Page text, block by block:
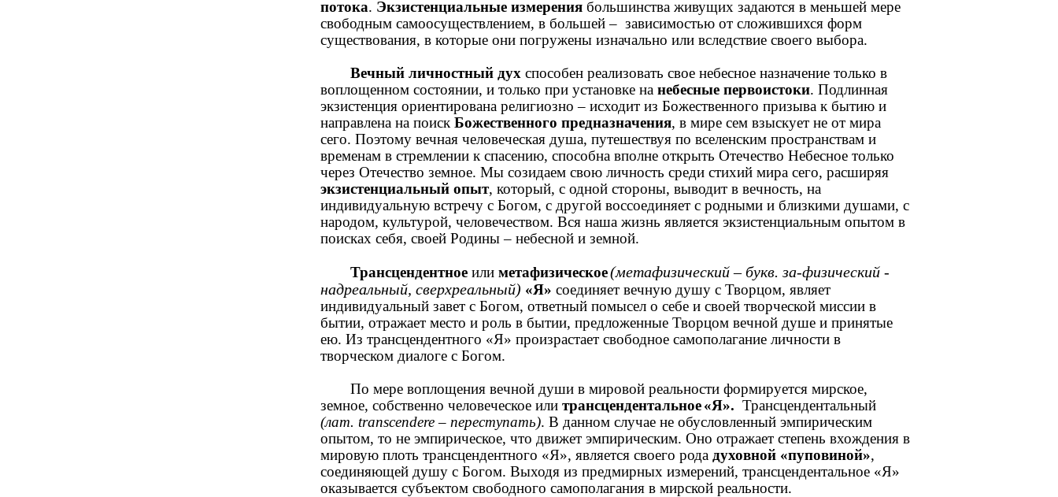
потока. Экзистенциальные измерения большинства живущих задаются в меньшей мере
свободным самоосуществлением, в большей – зависимостью от сложившихся форм
существования, в которые они погружены изначально или вследствие своего выбора.
Вечный личностный дух способен реализовать свое небесное назначение только в
воплощенном состоянии, и только при установке на небесные первоистоки. Подлинная
экзистенция ориентирована религиозно – исходит из Божественного призыва к бытию и
направлена на поиск Божественного предназначения, в мире сем взыскует не от мира
сего. Поэтому вечная человеческая душа, путешествуя по вселенским пространствам и
временам в стремлении к спасению, способна вполне открыть Отечество Небесное только
через Отечество земное. Мы созидаем свою личность среди стихий мира сего, расширяя
экзистенциальный опыт, который, с одной стороны, выводит в вечность, на
индивидуальную встречу с Богом, с другой воссоединяет с родными и близкими душами, с
народом, культурой, человечеством. Вся наша жизнь является экзистенциальным опытом в
поисках себя, своей Родины – небесной и земной.
Трансцендентное или метафизическое(метафизический – букв. за-физический -
надреальный, сверхреальный) «Я» соединяет вечную душу с Творцом, являет
индивидуальный завет с Богом, ответный помысел о себе и своей творческой миссии в
бытии, отражает место и роль в бытии, предложенные Творцом вечной душе и принятые
ею. Из трансцендентного «Я» произрастает свободное самополагание личности в
творческом диалоге с Богом.
По мере воплощения вечной души в мировой реальности формируется мирское,
земное, собственно человеческое или трансцендентальное«Я». Трансцендентальный
(лат. transcendere – переступать). В данном случае не обусловленный эмпирическим
опытом, то не эмпирическое, что движет эмпирическим. Оно отражает степень вхождения в
мировую плоть трансцендентного «Я», является своего рода духовной «пуповиной»,
соединяющей душу с Богом. Выходя из предмирных измерений, трансцендентальное «Я»
оказывается субъектом свободного самополагания в мирской реальности.